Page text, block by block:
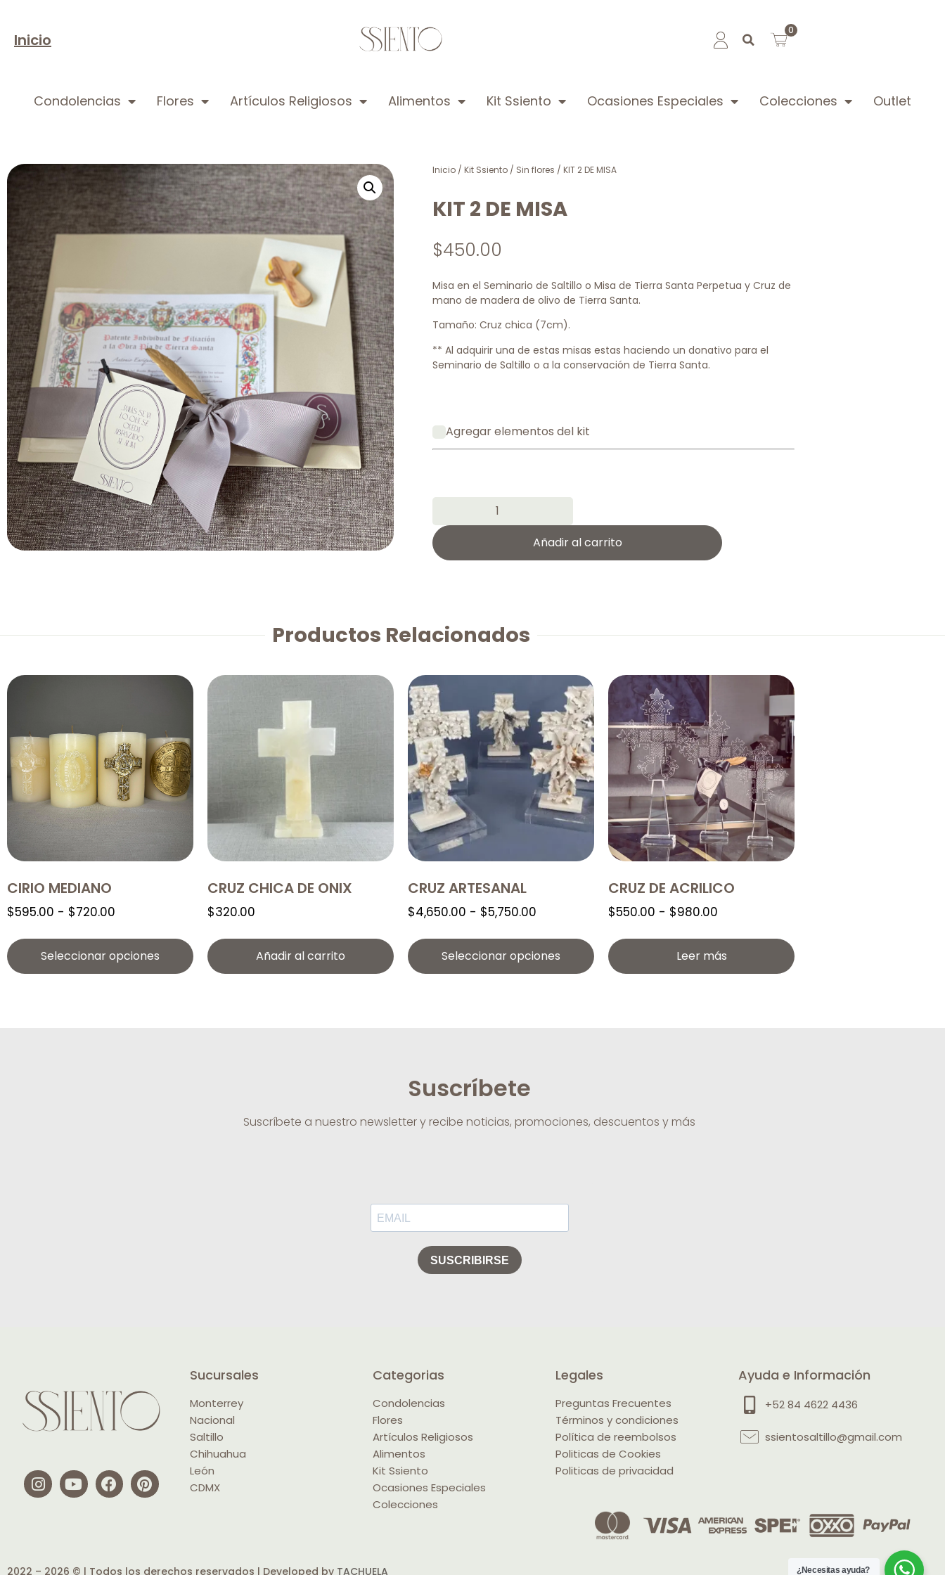
Inicio
0
Condolencias Flores Artículos Religiosos Alimentos Kit Ssiento Ocasiones Especiales Colecciones Outlet
Inicio / Kit Ssiento / Sin flores / KIT 2 DE MISA
KIT 2 DE MISA
$450.00
Misa en el Seminario de Saltillo o Misa de Tierra Santa Perpetua y Cruz de
mano de madera de olivo de Tierra Santa.
Tamaño: Cruz chica (7cm).
** Al adquirir una de estas misas estas haciendo un donativo para el
Seminario de Saltillo o a la conservación de Tierra Santa.
Agregar elementos del kit
Añadir al carrito
Productos Relacionados
CIRIO MEDIANO
$595.00 - $720.00
Seleccionar opciones
CRUZ CHICA DE ONIX
$320.00
Añadir al carrito
CRUZ ARTESANAL
$4,650.00 - $5,750.00
Seleccionar opciones
CRUZ DE ACRILICO
$550.00 - $980.00
Leer más
Suscríbete
Suscríbete a nuestro newsletter y recibe noticias, promociones, descuentos y más
Sucursales
Monterrey
Nacional
Saltillo
Chihuahua
León
CDMX
Categorias
Condolencias
Flores
Artículos Religiosos
Alimentos
Kit Ssiento
Ocasiones Especiales
Colecciones
Legales
Preguntas Frecuentes
Términos y condiciones
Política de reembolsos
Politicas de Cookies
Politicas de privacidad
Ayuda e Información
+52 84 4622 4436
ssientosaltillo@gmail.com
2022 – 2026 © | Todos los derechos reservados | Developed by TACHUELA ¿Necesitas ayuda?